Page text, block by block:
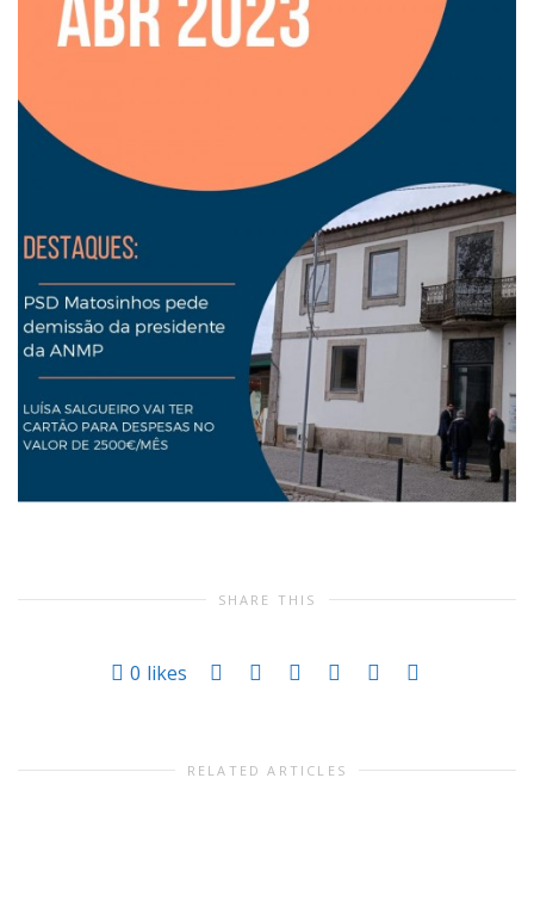
SHARE THIS
0 likes
RELATED ARTICLES